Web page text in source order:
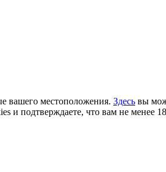
вашего местоположения. Здесь вы
и подтверждаете, что вам не менее